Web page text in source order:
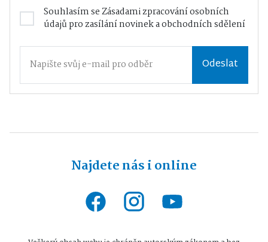
Souhlasím seZásadami zpracování osobních
údajůpro zasílání novinek a obchodních sdělení
Odeslat
Najdete nás i online